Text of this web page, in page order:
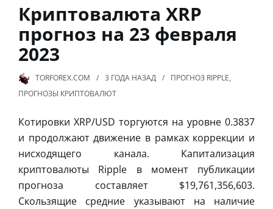
Криптовалюта XRP
прогноз на 23 февраля
2023
TORFOREX.COM 3 ГОДА НАЗАД ПРОГНОЗ RIPPLE,
ПРОГНОЗЫ КРИПТОВАЛЮТ
Котировки XRP/USD торгуются на уровне 0.3837
и продолжают движение в рамках коррекции и
нисходящего канала. Капитализация
криптовалюты Ripple в момент публикации
прогноза составляет $19,761,356,603.
Скользящие средние указывают на наличие